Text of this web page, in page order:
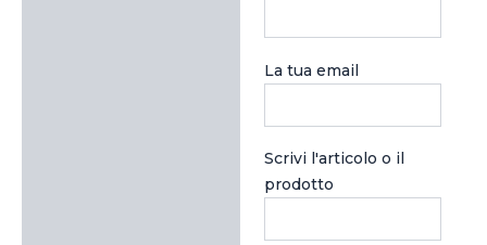
La tua email
Scrivi l'articolo o il
prodotto